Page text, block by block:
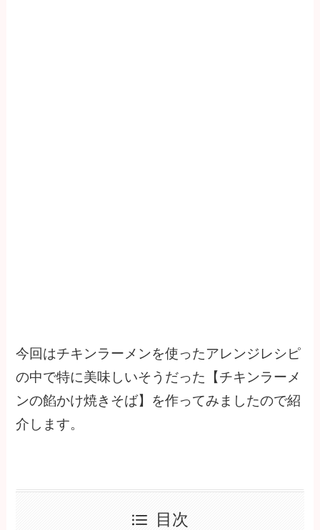
今回はチキンラーメンを使ったアレンジレシピ
の中で特に美味しいそうだった【チキンラーメ
ンの餡かけ焼きそば】を作ってみましたので紹
介します。
目次